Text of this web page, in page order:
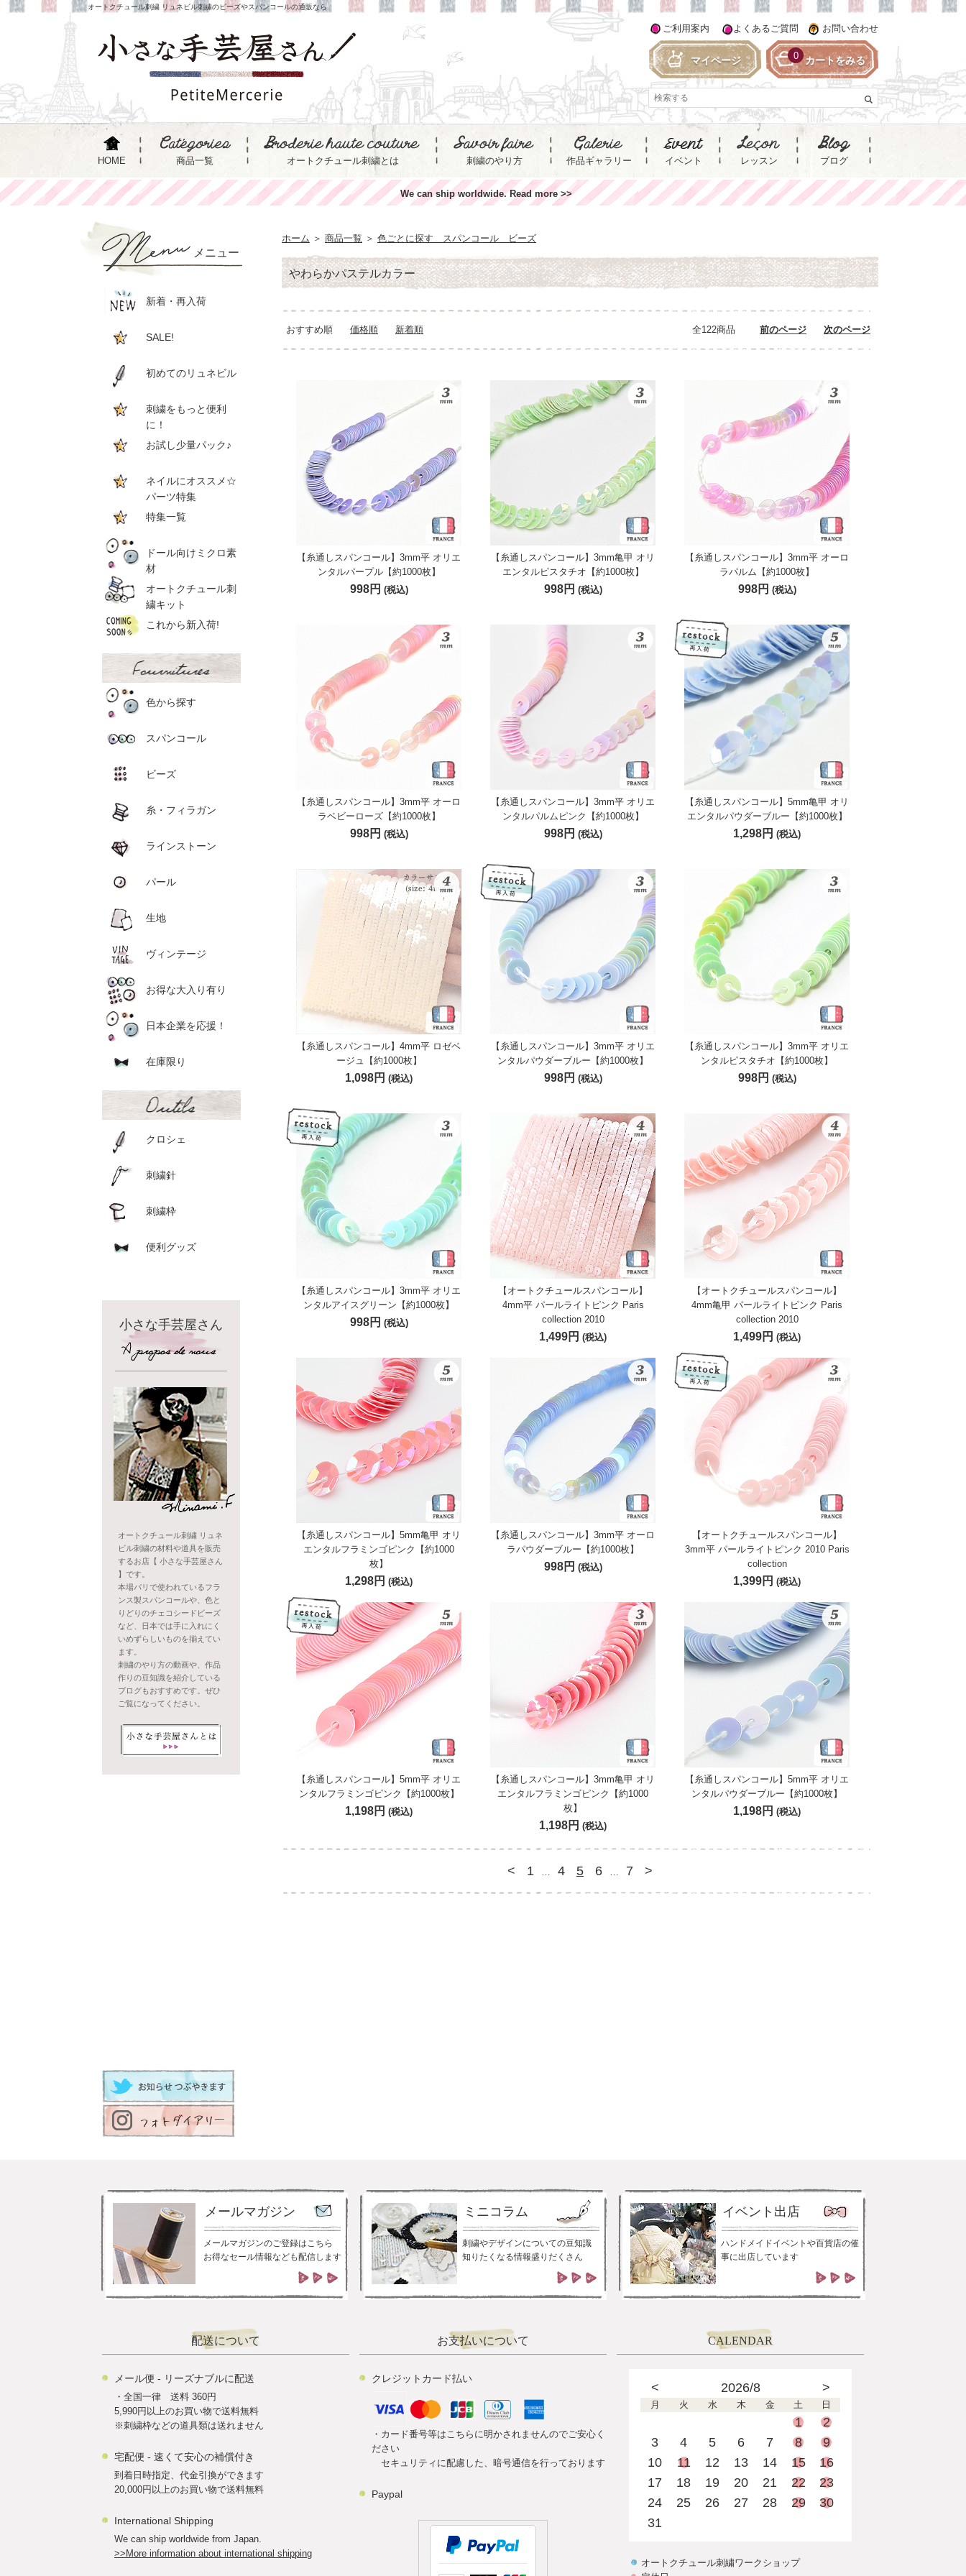
オートクチュール刺繍 リュネビル刺繍のビーズやスパンコールの通販なら
HOME 商品一覧 オートクチュール刺繍とは 刺繍のやり方 作品ギャラリー イベント レッスン ブログ
ご利用案内 よくあるご質問 お問い合わせ
マイページ カートをみる
0
We can ship worldwide. Read more >>
ホーム ＞ 商品一覧 ＞ 色ごとに探す スパンコール ビーズ
やわらかパステルカラー
全122商品 前のページ 次のページ
おすすめ順 価格順 新着順
【糸通しスパンコール】3mm平 オリエ
ンタルパープル【約1000枚】
998円 (税込)
【糸通しスパンコール】3mm亀甲 オリ
エンタルピスタチオ【約1000枚】
998円 (税込)
【糸通しスパンコール】3mm平 オーロ
ラパルム【約1000枚】
998円 (税込)
【糸通しスパンコール】3mm平 オーロ
ラベビーローズ【約1000枚】
998円 (税込)
【糸通しスパンコール】3mm平 オリエ
ンタルパルムピンク【約1000枚】
998円 (税込)
【糸通しスパンコール】5mm亀甲 オリ
エンタルパウダーブルー【約1000枚】
1,298円 (税込)
【糸通しスパンコール】4mm平 ロゼベ
ージュ【約1000枚】
1,098円 (税込)
【糸通しスパンコール】3mm平 オリエ
ンタルパウダーブルー【約1000枚】
998円 (税込)
【糸通しスパンコール】3mm平 オリエ
ンタルピスタチオ【約1000枚】
998円 (税込)
【糸通しスパンコール】3mm平 オリエ
ンタルアイスグリーン【約1000枚】
998円 (税込)
【オートクチュールスパンコール】
4mm平 パールライトピンク Paris
collection 2010
1,499円 (税込)
【オートクチュールスパンコール】
4mm亀甲 パールライトピンク Paris
collection 2010
1,499円 (税込)
【糸通しスパンコール】5mm亀甲 オリ
エンタルフラミンゴピンク【約1000
枚】
1,298円 (税込)
【糸通しスパンコール】3mm平 オーロ
ラパウダーブルー【約1000枚】
998円 (税込)
【オートクチュールスパンコール】
3mm平 パールライトピンク 2010 Paris
collection
1,399円 (税込)
【糸通しスパンコール】5mm平 オリエ
ンタルフラミンゴピンク【約1000枚】
1,198円 (税込)
【糸通しスパンコール】3mm亀甲 オリ
エンタルフラミンゴピンク【約1000
枚】
1,198円 (税込)
【糸通しスパンコール】5mm平 オリエ
ンタルパウダーブルー【約1000枚】
1,198円 (税込)
< 1 … 4 5 6 … 7 >
メニュー
新着・再入荷
SALE!
初めてのリュネビル
刺繍をもっと便利
に！
お試し少量パック♪
ネイルにオススメ☆
パーツ特集
特集一覧
ドール向けミクロ素
材
オートクチュール刺
繍キット
これから新入荷!
色から探す
スパンコール
ビーズ
糸・フィラガン
ラインストーン
パール
生地
ヴィンテージ
お得な大入り有り
日本企業を応援！
在庫限り
クロシェ
刺繍針
刺繍枠
便利グッズ
小さな手芸屋さん
オートクチュール刺繍 リュネ
ビル刺繍の材料や道具を販売
するお店【 小さな手芸屋さん
】です。
本場パリで使われているフラ
ンス製スパンコールや、色と
りどりのチェコシードビーズ
など、日本では手に入れにく
いめずらしいものを揃えてい
ます。
刺繍のやり方の動画や、作品
作りの豆知識を紹介している
ブログもおすすめです。ぜひ
ご覧になってください。
メールマガジン
メールマガジンのご登録はこちら
お得なセール情報なども配信します
ミニコラム
刺繍やデザインについての豆知識
知りたくなる情報盛りだくさん
イベント出店
ハンドメイドイベントや百貨店の催
事に出店しています
配送について
メール便 - リーズナブルに配送
・全国一律 送料 360円
5,990円以上のお買い物で送料無料
※刺繍枠などの道具類は送れません
宅配便 - 速くて安心の補償付き
到着日時指定、代金引換ができます
20,000円以上のお買い物で送料無料
International Shipping
We can ship worldwide from Japan.
>>More information about international shipping
お支払いについて
クレジットカード払い
・カード番号等はこちらに明かされませんのでご安心く
ださい
セキュリティに配慮した、暗号通信を行っております
Paypal
CALENDAR
< 2026/8 >
月 火 水 木 金 土 日
1
2
3
4 5 6 7 8
9
10
11 12 13 14 15
16
17
18 19 20 21 22
23
24
25 26 27 28 29
30
31
オートクチュール刺繍ワークショップ